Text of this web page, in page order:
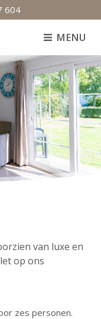
604
MENU
van luxe en
op ons
zes personen.